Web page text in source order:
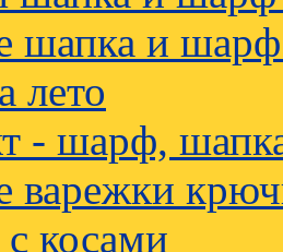
шапка и
лето
- шарф,
варежки
косами